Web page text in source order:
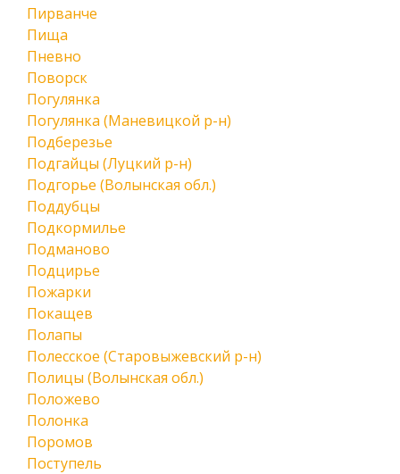
Пирванче
Пища
Пневно
Поворск
Погулянка
Погулянка (Маневицкой р-н)
Подберезье
Подгайцы (Луцкий р-н)
Подгорье (Волынская обл.)
Поддубцы
Подкормилье
Подманово
Подцирье
Пожарки
Покащев
Полапы
Полесское (Старовыжевский р-н)
Полицы (Волынская обл.)
Положево
Полонка
Поромов
Поступель